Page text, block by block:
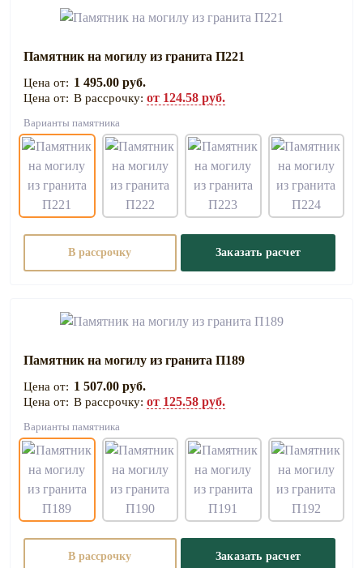
Памятник на могилу из гранита П221
1 495.00 руб.
В рассрочку: от 124.58 руб.
Варианты памятника
В рассрочку Заказать расчет
Памятник на могилу из гранита П189
1 507.00 руб.
В рассрочку: от 125.58 руб.
Варианты памятника
В рассрочку Заказать расчет